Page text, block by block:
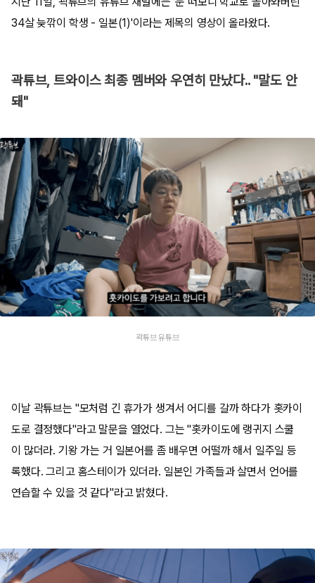
34살 늦깎이 학생 - 일본(1)'이라는 제목의 영상이 올라왔다.
곽튜브, 트와이스 최종 멤버와 우연히 만났다.. "말도 안
돼"
곽튜브 유튜브
이날 곽튜브는 "모처럼 긴 휴가가 생겨서 어디를 갈까 하다가 홋카이
도로 결정했다"라고 말문을 열었다. 그는 "홋카이도에 랭귀지 스쿨
이 많더라. 기왕 가는 거 일본어를 좀 배우면 어떨까 해서 일주일 등
록했다. 그리고 홈스테이가 있더라. 일본인 가족들과 살면서 언어를
연습할 수 있을 것 같다"라고 밝혔다.